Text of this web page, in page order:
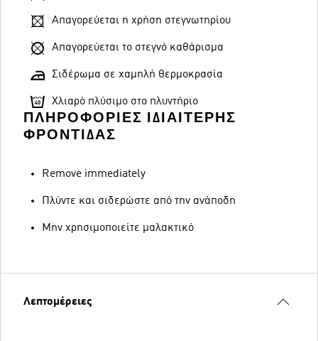
Απαγορεύεται η χρήση στεγνωτηρίου
Απαγορεύεται το στεγνό καθάρισμα
Σιδέρωμα σε χαμηλή θερμοκρασία
Χλιαρό πλύσιμο στο πλυντήριο
ΠΛΗΡΟΦΟΡΊΕΣ ΙΔΙΑΊΤΕΡΗΣ
ΦΡΟΝΤΊΔΑΣ
Remove immediately
Πλύντε και σιδερώστε από την ανάποδη
Μην χρησιμοποιείτε μαλακτικό
Λεπτομέρειες